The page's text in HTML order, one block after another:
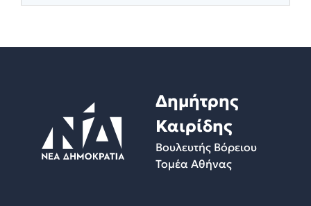
Δημήτρης
Καιρίδης
Βουλευτής Βόρειου
Τομέα Αθήνας